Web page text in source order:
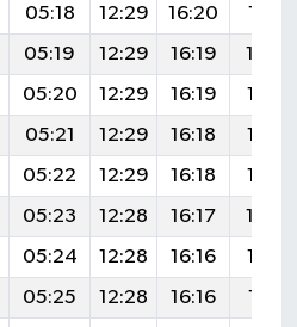
05:18 12:29 16:20
19:31
05:19 12:29 16:19
19:29
05:20 12:29 16:19
19:28
05:21 12:29 16:18
19:27
05:22 12:29 16:18
19:25
05:23 12:28 16:17
19:24
05:24 12:28 16:16
19:23
05:25 12:28 16:16
19:21